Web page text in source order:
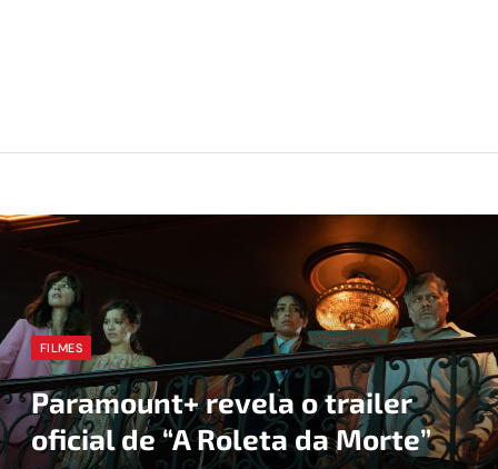
FILMES
Paramount+ revela o trailer
oficial de “A Roleta da Morte”